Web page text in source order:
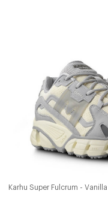
Karhu Super Fulcrum -